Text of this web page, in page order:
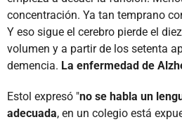
concentración. Ya tan temprano
Y eso sigue el cerebro pierde el
volumen y a partir de los setenta
demencia. La enfermedad de
Estol expresó "no se habla un
adecuada, en un colegio está